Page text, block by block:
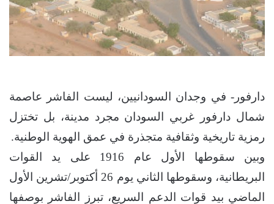
دارفور- في وجدان السودانيين، ليست الفاشر عاصمة
شمال دارفور غربي السودان مجرد مدينة، بل تختزل
رمزية تاريخية وثقافية متجذرة في عمق الهوية الوطنية.
وبين سقوطها الأول عام 1916 على يد القوات
البريطانية، وسقوطها الثاني يوم 26 أكتوبر/تشرين الأول
الماضي بيد قوات الدعم السريع، تبرز الفاشر بوصفها